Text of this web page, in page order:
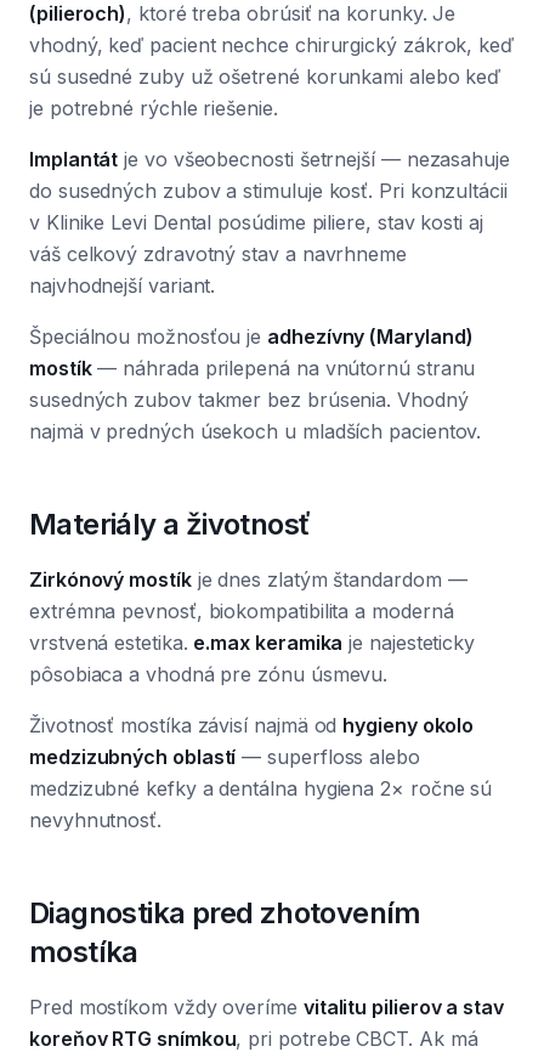
(pilieroch), ktoré treba obrúsiť na korunky. Je
vhodný, keď pacient nechce chirurgický zákrok, keď
sú susedné zuby už ošetrené korunkami alebo keď
je potrebné rýchle riešenie.
Implantát je vo všeobecnosti šetrnejší — nezasahuje
do susedných zubov a stimuluje kosť. Pri konzultácii
v Klinike Levi Dental posúdime piliere, stav kosti aj
váš celkový zdravotný stav a navrhneme
najvhodnejší variant.
Špeciálnou možnosťou je adhezívny (Maryland)
mostík— náhrada prilepená na vnútornú stranu
susedných zubov takmer bez brúsenia. Vhodný
najmä v predných úsekoch u mladších pacientov.
Materiály a životnosť
Zirkónový mostíkje dnes zlatým štandardom —
extrémna pevnosť, biokompatibilita a moderná
vrstvená estetika. e.max keramika je najesteticky
pôsobiaca a vhodná pre zónu úsmevu.
Životnosť mostíka závisí najmä od hygieny okolo
medzizubných oblastí — superfloss alebo
medzizubné kefky a dentálna hygiena 2× ročne sú
nevyhnutnosť.
Diagnostika pred zhotovením
mostíka
Pred mostíkom vždy overíme vitalitu pilierov a stav
koreňov RTG snímkou, pri potrebe CBCT. Ak má